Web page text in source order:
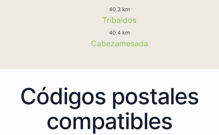
40.3 km
Tribaldos
40.4 km
Cabezamesada
Códigos postales
compatibles